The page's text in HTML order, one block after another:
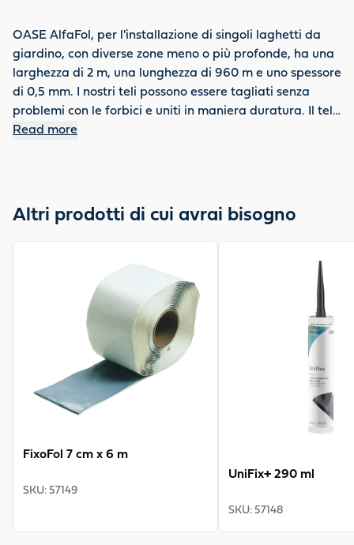
OASE AlfaFol, per l'installazione di singoli laghetti da
giardino, con diverse zone meno o più profonde, ha una
larghezza di 2 m, una lunghezza di 960 m e uno spessore
di 0,5 mm. I nostri teli possono essere tagliati senza
problemi con le forbici e uniti in maniera duratura. Il telo
monostrato, liscio e nero, in PVC non rigenerato e privo
su questo telo e fornisce una garanzia di ritiro dell'usato
OASE AlfaFol per un riciclaggio ecocompatibile.
Read more
Altri prodotti di cui avrai bisogno
FixoFol 7 cm x 6 m
SKU: 57149
UniFix+ 290 ml
SKU: 57148